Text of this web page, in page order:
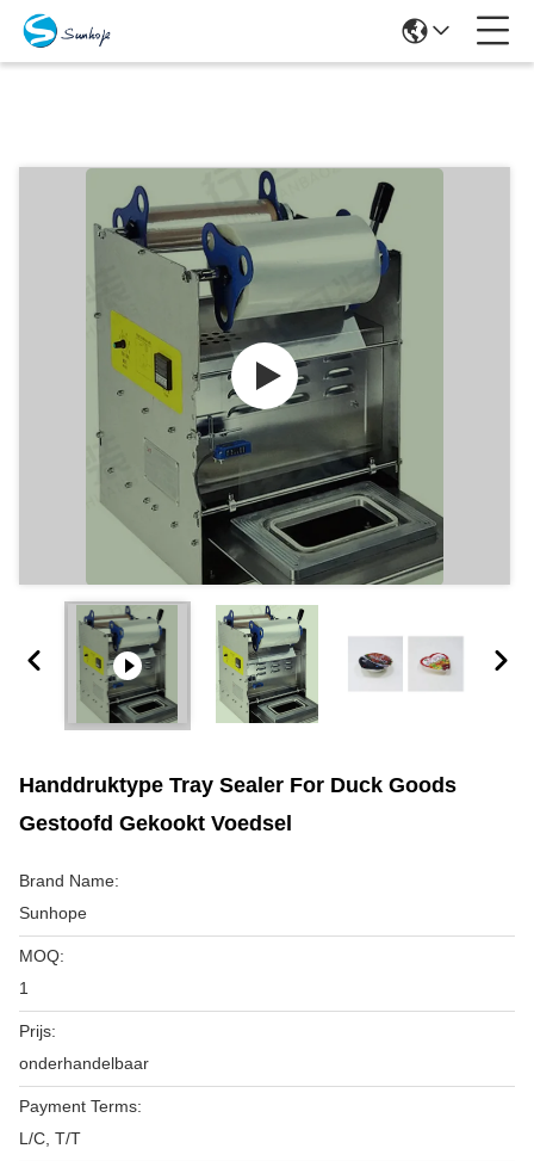
Handdruktype Tray Sealer For Duck Goods
Gestoofd Gekookt Voedsel
Brand Name:
Sunhope
MOQ:
1
Prijs:
onderhandelbaar
Payment Terms:
L/C, T/T